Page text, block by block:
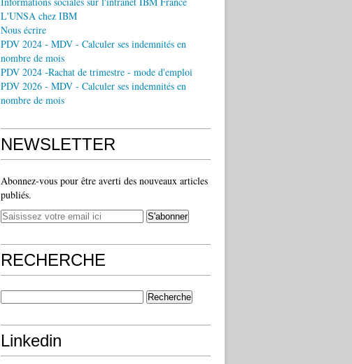
L'UNSA chez IBM
Nous écrire
PDV 2024 - MDV - Calculer ses indemnités en
nombre de mois
PDV 2024 -Rachat de trimestre - mode d'emploi
PDV 2026 - MDV - Calculer ses indemnités en
nombre de mois
NEWSLETTER
Abonnez-vous pour être averti des nouveaux articles
publiés.
RECHERCHE
Linkedin